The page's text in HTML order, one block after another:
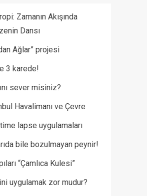
Zamanın Akışında
Dansı
Ağlar” projesi
3 karede!
sever misiniz?
Havalimanı ve Çevre
lapse uygulamaları
bile bozulmayan peynir!
“Çamlıca Kulesi”
uygulamak zor mudur?